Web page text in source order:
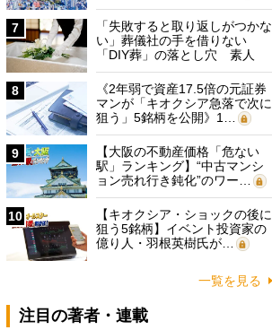
7
「失敗すると取り返しがつかな
い」葬儀社の手を借りない
「DIY葬」の落とし穴 素人
に…
8
《2年弱で資産17.5倍の元証券
マンが「キオクシア急落で次に
狙う」5銘柄を公開》1…
9
【大阪の不動産価格「危ない
駅」ランキング】“中古マンシ
ョン売れ行き鈍化”のワー…
10
【キオクシア・ショックの後に
狙う5銘柄】イベント投資家の
億り人・羽根英樹氏が…
一覧を見る
注目の著者・連載